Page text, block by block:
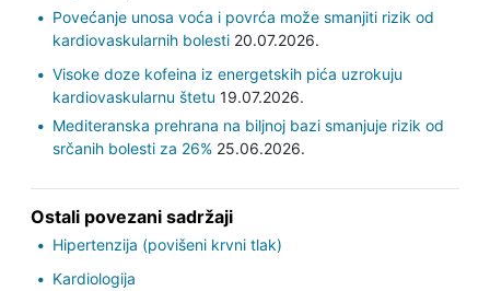
Povećanje unosa voća i povrća može smanjiti rizik od
kardiovaskularnih bolesti20.07.2026.
Visoke doze kofeina iz energetskih pića uzrokuju
kardiovaskularnu štetu 19.07.2026.
Mediteranska prehrana na biljnoj bazi smanjuje rizik od
srčanih bolesti za 26%25.06.2026.
Ostali povezani sadržaji
Hipertenzija (povišeni krvni tlak)
Kardiologija